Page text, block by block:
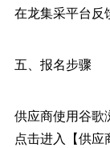
在龙集采平台反
五、报名步骤
供应商使用谷歌
点击进入【供应